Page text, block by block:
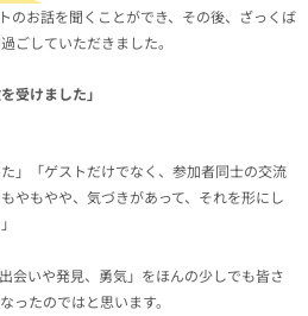
のお話を聞くことができ、その後、ざっくば
ごしていただきました。
受けました」
」「ゲストだけでなく、参加者同士の交流
やもやや、気づきがあって、それを形にし
会いや発見、勇気」をほんの少しでも皆さ
ったのではと思います。